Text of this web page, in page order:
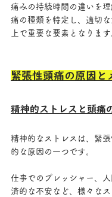
痛みの持続時間の違いを
痛の種類を特定し、適切
上で重要な要素となります
緊張性頭痛の原因と
精神的ストレスと頭痛
精神的なストレスは、緊
的な原因の一つです。
仕事でのプレッシャー、
済的な不安など、様々な